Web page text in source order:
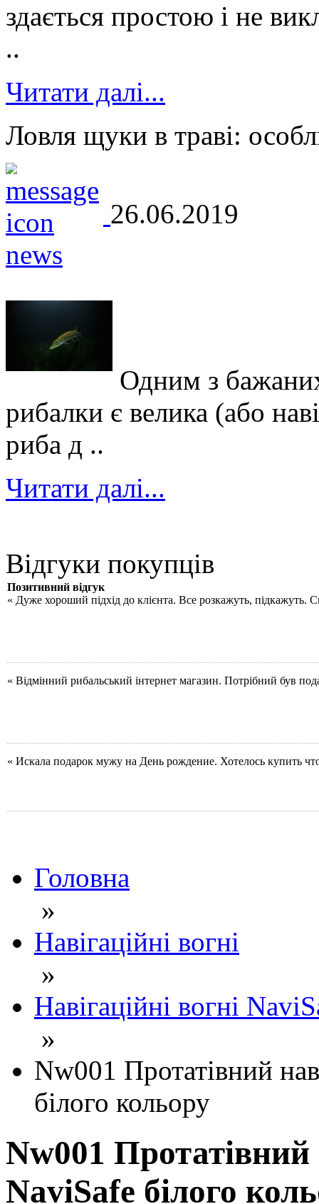
здається простою і не
..
Читати далі...
Ловля щуки в траві:
26.06.2019
Одним з
рибалки є велика (або
риба д ..
Читати далі...
Відгуки покупців
Позитивний відгук
« Дуже хороший підхід до клієнта. Все розкажуть, підкажуть.
« Відмінний рибальський інтернет магазин. Потрібний був
« Искала подарок мужу на День рождение. Хотелось купить
Головна
»
Навігаційні вогні
»
Навігаційні вогні
»
Nw001 Протатівний
білого кольору
Nw001 Протатівний
NaviSafe білого